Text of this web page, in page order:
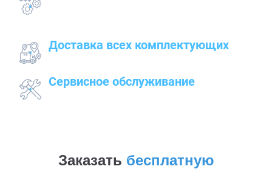
Доставка всех комплектующих
Сервисное обслуживание
Заказать бесплатную